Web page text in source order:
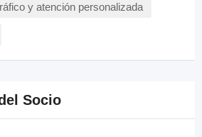
y atención personalizada
Socio